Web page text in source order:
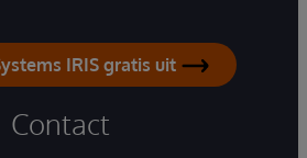
IRIS gratis uit
Contact